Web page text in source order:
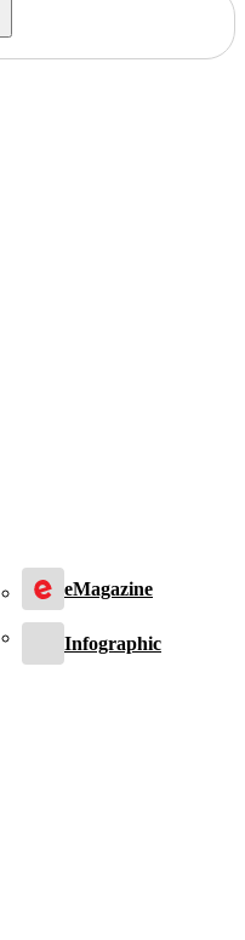
eMagazine
Infographic